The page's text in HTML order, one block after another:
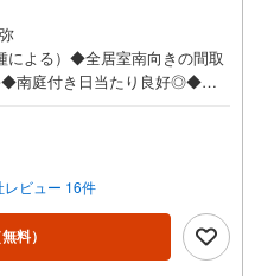
よる）◆全居室南向きの間取
南庭付き日当たり良好◎◆長
で400m◆北部中学校まで148
て■□■□＜本日見学OK！＞希
談下さい。年中無休でご案内
水曜日もご案内可能！お仕事
。ご相談下さい。□■□■店舗につ
ームを完備しております。日頃
レビュー 16件
無料）